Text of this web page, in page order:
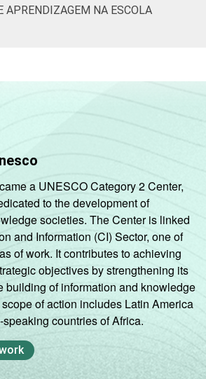
Nordeste 43
Estadual
52
Total -
Públicas
45
Particular 10
NIC.br, Centro Regional de
o Desenvolvimento da
da Informação (Cetic.br),
o uso das tecnologias de
APRENDIZAGEM NA ESCOLA
a UNESCO Category 2 Center,
to the development of
societies. The Center is linked
and Information (CI) Sector, one of
of work. It contributes to achieving
objectives by strengthening its
building of information and knowledge
of action includes Latin America
countries of Africa.